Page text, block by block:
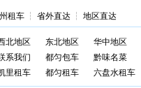
租车┆ 省外直达┆ 地区直达
北地区 东北地区 华中地区
系我们 都匀包车 黔味名菜
里租车 都匀租车 六盘水租车